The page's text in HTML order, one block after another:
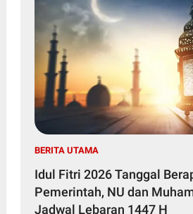
BERITA UTAMA
Idul Fitri 2026 Tanggal
Pemerintah, NU dan
Jadwal Lebaran 1447 H